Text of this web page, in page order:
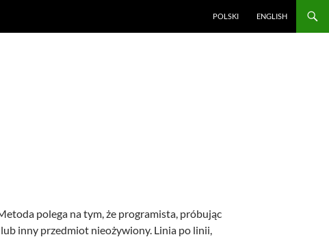
POLSKI ENGLISH
polega na tym, że programista, próbując
lub inny przedmiot nieożywiony. Linia po linii,